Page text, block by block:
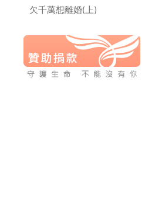
欠千萬想離婚(上)